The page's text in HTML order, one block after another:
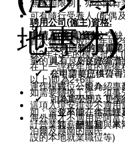
地專才)
無配額限制，亦不限行
可有隨行受養人 (配偶
女)
首次獲批一般以1年或
以3年+3年的模式批出
在上一評稅年度的薪俸
以上)即為2+6年
如需要轉換工作，須
這項入境安排並不適用
海外專才不適用於阿
泊爾及越南的國民。
申請人(僱員)資格:
✔ 沒有已知的嚴重犯
✔ 具有良好的教育背
✔ 在申請前已獲得香
- 職位一般為「專業
- 與其學歷及工作
- 並不能在本地輕易
- 其薪酬福利與本港
聘用公司(僱主)資格:
✔ 確實有該職位空缺
✔ 公司需要有實質業
量的員工、及良好經濟
✔ 公司需要提供公司
運作模式、公司介紹、
✔ 如為新公司，更需
如：資金來源、估計注
計營業額、銷售量、
設的本地就業職位等)